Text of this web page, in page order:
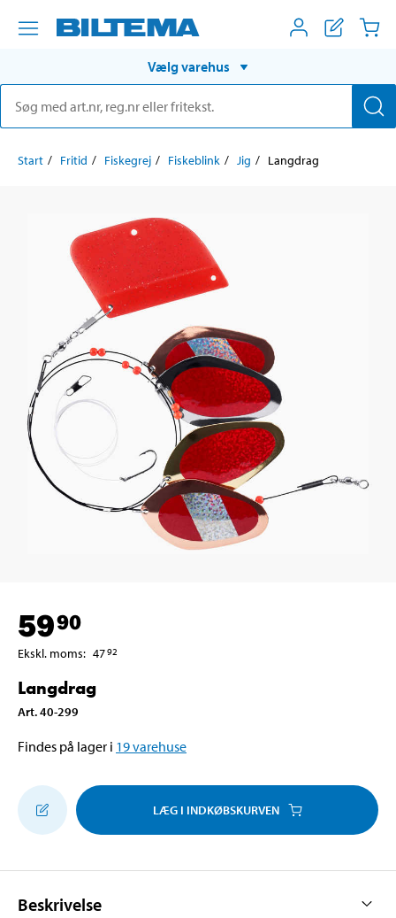
Vælg varehus
Start Fritid Fiskegrej Fiskeblink Jig Langdrag
5990
Ekskl. moms: 4792
Langdrag
Art.40-299
Findes på lager i 19varehuse
LÆG I INDKØBSKURVEN
Beskrivelse